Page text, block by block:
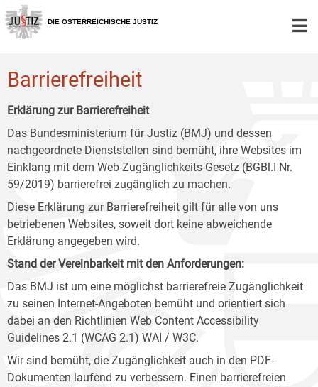
Zur
Hauptnavigation
[1]
Zum
Inhalt
[2]
Zum
Untermenü
[3]
DIE ÖSTERREICHISCHE JUSTIZ
Barrierefreiheit
Erklärung zur Barrierefreiheit
Das Bundesministerium für Justiz (BMJ) und dessen
nachgeordnete Dienststellen sind bemüht, ihre Websites im
Einklang mit dem Web-Zugänglichkeits-Gesetz (BGBl.I Nr.
59/2019) barrierefrei zugänglich zu machen.
Diese Erklärung zur Barrierefreiheit gilt für alle von uns
betriebenen Websites, soweit dort keine abweichende
Erklärung angegeben wird.
Stand der Vereinbarkeit mit den Anforderungen:
Das BMJ ist um eine möglichst barrierefreie Zugänglichkeit
zu seinen Internet-Angeboten bemüht und orientiert sich
dabei an den Richtlinien Web Content Accessibility
Guidelines 2.1 (WCAG 2.1) WAI / W3C.
Wir sind bemüht, die Zugänglichkeit auch in den PDF-
Dokumenten laufend zu verbessern. Einen barrierefreien